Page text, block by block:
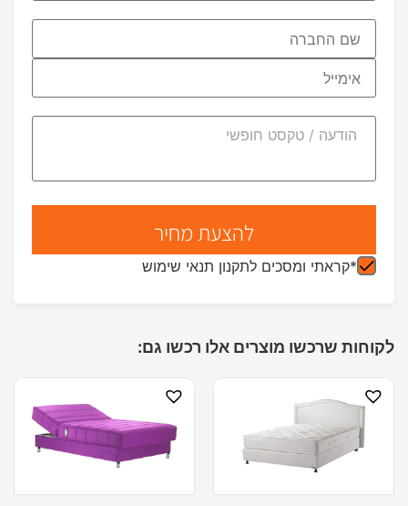
*קראתי ומסכים לתקנון תנאי שימוש
לקוחות שרכשו מוצרים אלו רכשו גם: